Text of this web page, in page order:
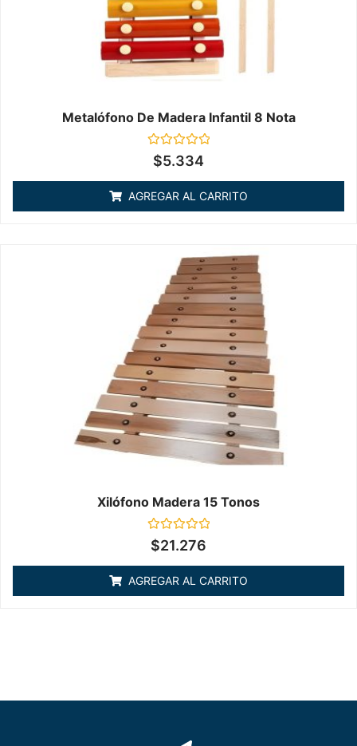
Metalófono De Madera Infantil 8 Nota
Valorado
en
de
5
$5.334
AGREGAR AL CARRITO
Xilófono Madera 15 Tonos
Valorado
en
de
5
$21.276
AGREGAR AL CARRITO